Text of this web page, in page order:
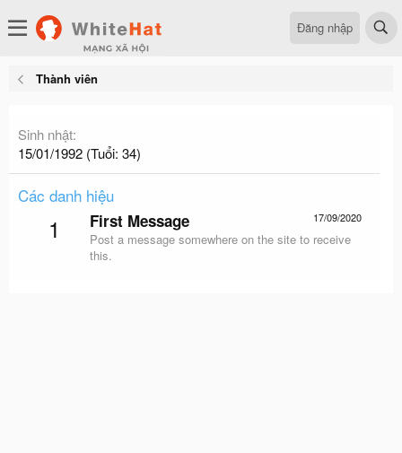
Đăng nhập
Thành viên
Sinh nhật
15/01/1992 (Tuổi: 34)
Các danh hiệu
1 17/09/2020
First Message
Post a message somewhere on the site to receive
this.